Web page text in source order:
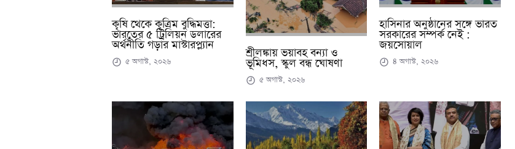
কৃষি থেকে কৃত্রিম বুদ্ধিমত্তা:
ভারতের ৫ ট্রিলিয়ন ডলারের
অর্থনীতি গড়ার মাস্টারপ্ল্যান
৫ অগাস্ট, ২০২৬
শ্রীলঙ্কায় ভয়াবহ বন্যা ও
ভূমিধস, স্কুল বন্ধ ঘোষণা
৫ অগাস্ট, ২০২৬
হাসিনার অনুষ্ঠানের সঙ্গে ভারত
সরকারের সম্পর্ক নেই :
জয়সোয়াল
৪ অগাস্ট, ২০২৬